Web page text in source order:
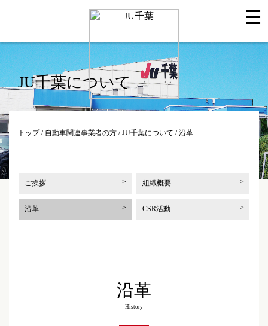
☰
JU千葉について
トップ/ 自動車関連事業者の方 /JU千葉について / 沿革
ご挨拶 組織概要
沿革 CSR活動
沿革
History